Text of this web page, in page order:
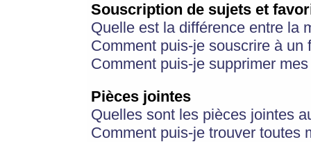
Souscription de sujets et
Quelle est la différence entre la
Comment puis-je souscrire à
Comment puis-je supprimer
Pièces jointes
Quelles sont les pièces jointes
Comment puis-je trouver toutes